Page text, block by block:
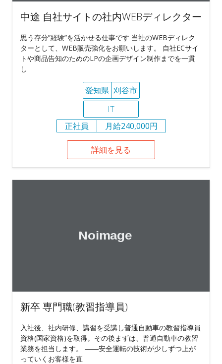
中途 自社サイトの社内WEBディレクター
思う存分”経験”を活かせる仕事です 当社のWEBディレク
ターとして、WEB販売強化をお願いします。 自社ECサイ
トや商品告知のためのLPの企画デザイン制作までを一貫
し
愛知県 刈谷市
IT
正社員
月給240,000円
詳細を見る
新卒 専門職(教習指導員)
入社後、社内研修、講習を受講し普通自動車の教習指導員
資格(国家資格)を取得。その後まずは、普通自動車の教習
業務を担当します。 ――安全運転の技術が少しずつ上が
っていくお客様を直